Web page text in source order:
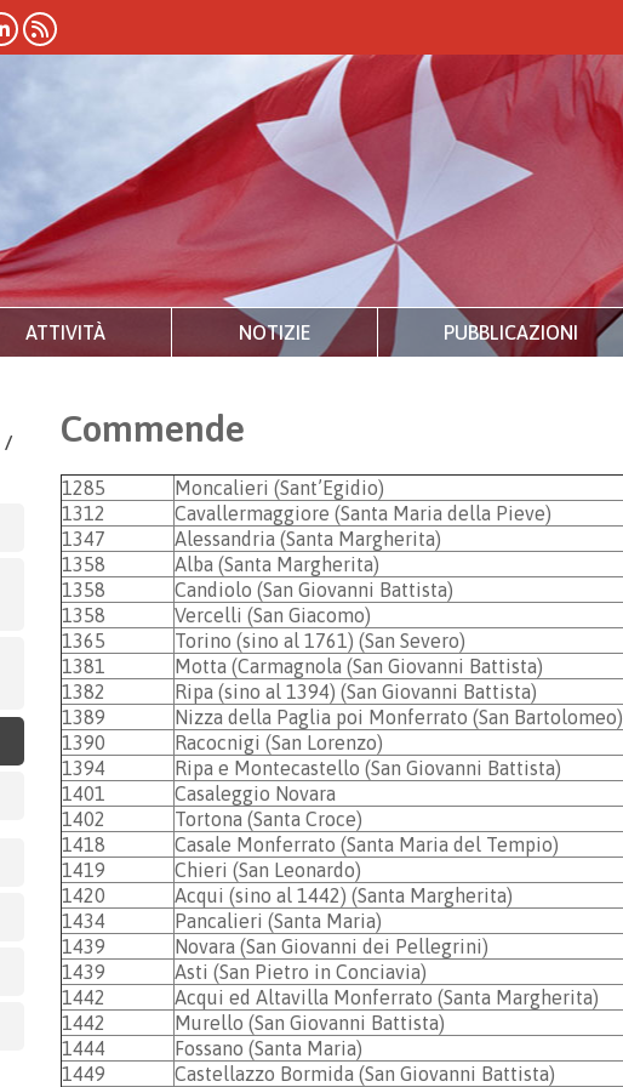
ATTIVITÀ NOTIZIE PUBBLICAZIONI
/
Commende
1285
Moncalieri (Sant’Egidio)
1312
Cavallermaggiore (Santa Maria della Pieve)
1347
Alessandria (Santa Margherita)
1358
Alba (Santa Margherita)
1358
Candiolo (San Giovanni Battista)
1358
Vercelli (San Giacomo)
1365
Torino (sino al 1761) (San Severo)
1381
Motta (Carmagnola (San Giovanni Battista)
1382
Ripa (sino al 1394) (San Giovanni Battista)
1389
Nizza della Paglia poi Monferrato (San Bartolomeo)
1390
Racocnigi (San Lorenzo)
1394
Ripa e Montecastello (San Giovanni Battista)
1401
Casaleggio Novara
1402
Tortona (Santa Croce)
1418
Casale Monferrato (Santa Maria del Tempio)
1419
Chieri (San Leonardo)
1420
Acqui (sino al 1442) (Santa Margherita)
1434
Pancalieri (Santa Maria)
1439
Novara (San Giovanni dei Pellegrini)
1439
Asti (San Pietro in Conciavia)
1442
Acqui ed Altavilla Monferrato (Santa Margherita)
1442
Murello (San Giovanni Battista)
1444
Fossano (Santa Maria)
1449
Castellazzo Bormida (San Giovanni Battista)